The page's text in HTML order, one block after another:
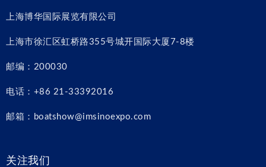
上海博华国际展览有限公司
上海市徐汇区虹桥路355号城开国际大厦7-8楼
邮编：200030
电话：+86 21-33392016
邮箱：boatshow@imsinoexpo.com
关注我们